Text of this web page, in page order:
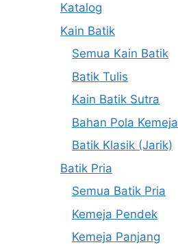
Katalog
Kain Batik
Semua Kain Batik
Batik Tulis
Kain Batik Sutra
Bahan Pola Kemeja
Batik Klasik (Jarik)
Batik Pria
Semua Batik Pria
Kemeja Pendek
Kemeja Panjang